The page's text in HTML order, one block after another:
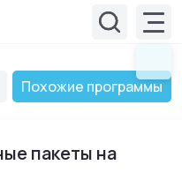
Похожие программы
пакеты на